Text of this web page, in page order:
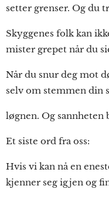
setter grenser. Og du
Skyggenes folk kan
mister grepet når du
Når du snur deg mot
selv om stemmen din
løgnen. Og sannheten
Et siste ord fra oss:
Hvis vi kan nå en
kjenner seg igjen og